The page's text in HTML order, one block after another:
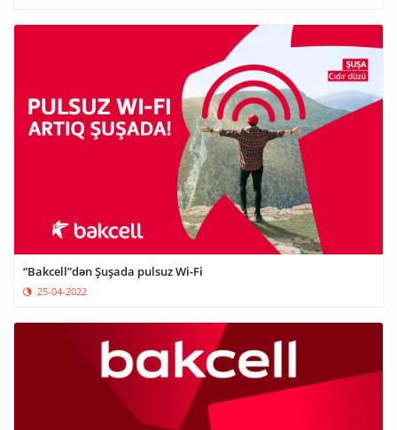
“Bakcell”dən Şuşada pulsuz Wi-Fi
25-04-2022